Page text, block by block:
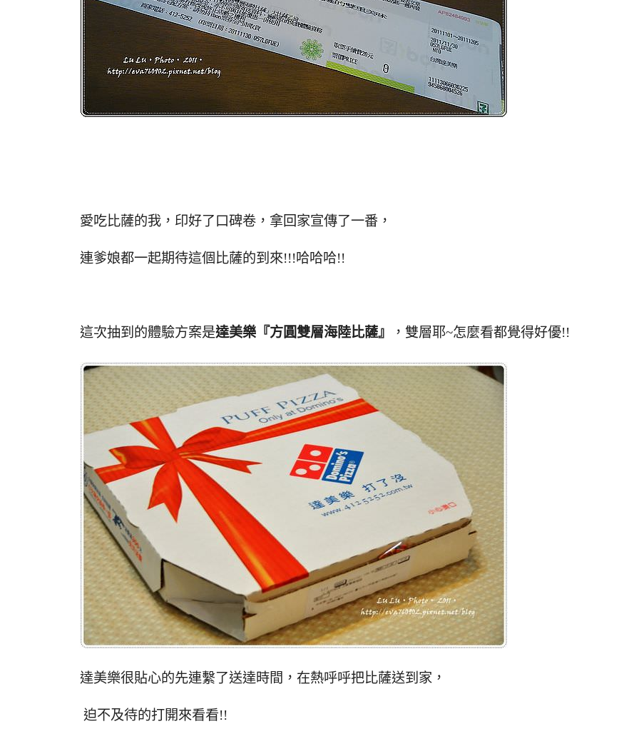
愛吃比薩的我，印好了口碑卷，拿回家宣傳了一番，
連爹娘都一起期待這個比薩的到來!!!哈哈哈!!
這次抽到的體驗方案是達美樂『方圓雙層海陸比薩』 ，雙層耶~怎麼看都覺得好優!!
達美樂很貼心的先連繫了送達時間，在熱呼呼把比薩送到家，
迫不及待的打開來看看!!